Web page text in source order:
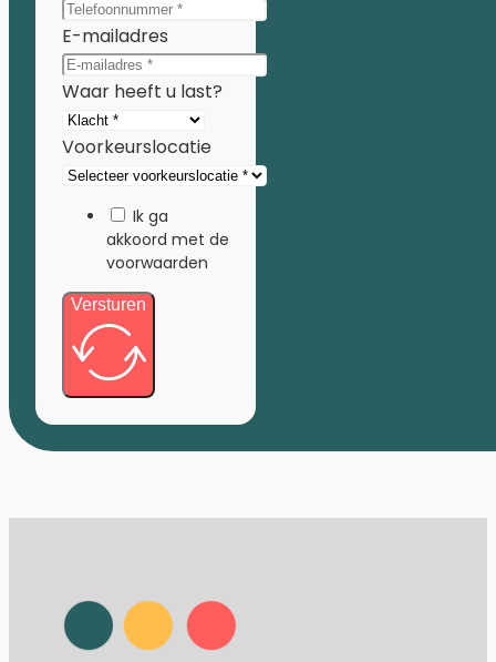
E-mailadres
Waar heeft u last?
Voorkeurslocatie
Ik ga
akkoord met de
voorwaarden
Versturen